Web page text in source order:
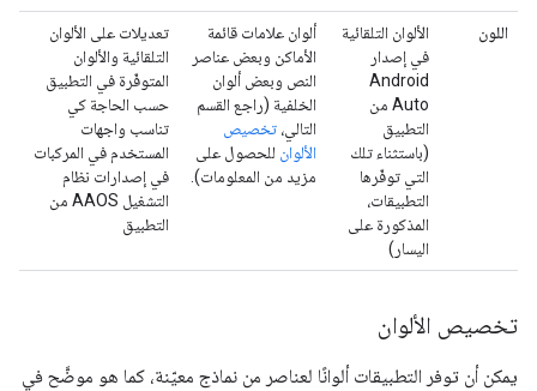
اللون
الألوان التلقائية
في إصدار
Android
Auto من
التطبيق
(باستثناء تلك
التي توفّرها
التطبيقات،
المذكورة على
اليسار)
ألوان علامات قائمة
الأماكن وبعض عناصر
النص وبعض ألوان
الخلفية (راجع القسم
التالي، تخصيص
الألوان للحصول على
مزيد من المعلومات).
تعديلات على الألوان
التلقائية والألوان
المتوفّرة في التطبيق
حسب الحاجة كي
تناسب واجهات
المستخدم في المركبات
في إصدارات نظام
التشغيل AAOS من
التطبيق
تخصيص الألوان
يمكن أن توفر التطبيقات ألوانًا لعناصر من نماذج معيّنة، كما هو موضَّح في